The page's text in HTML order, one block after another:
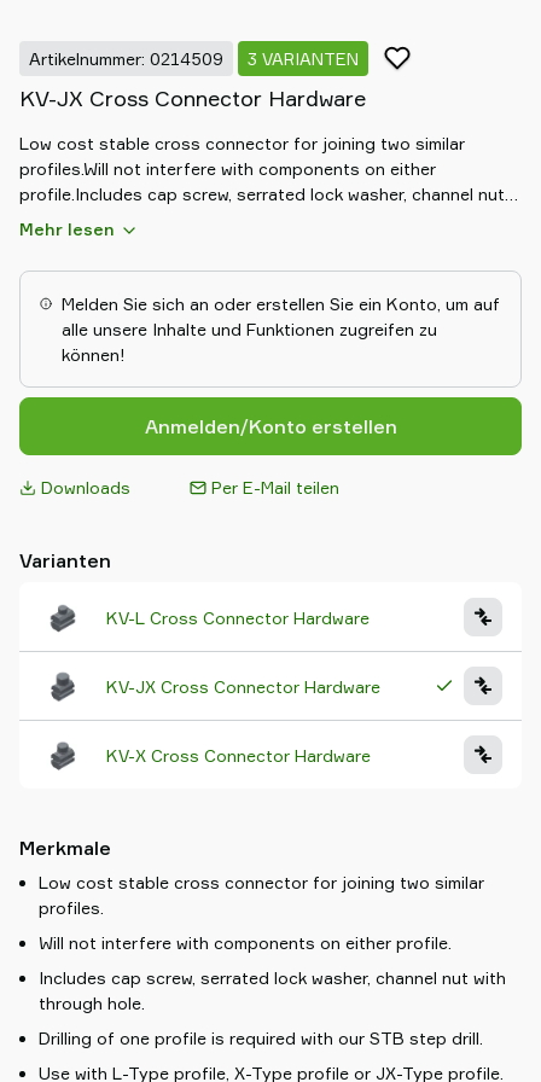
Artikelnummer: 0214509 3 VARIANTEN
KV-JX Cross Connector Hardware
Low cost stable cross connector for joining two similar
profiles.Will not interfere with components on either
profile.Includes cap screw, serrated lock washer, channel nut
with through hole.Drilling of one profile is required with our
Type profile.
Mehr lesen
Melden Sie sich an oder erstellen Sie ein Konto, um auf
alle unsere Inhalte und Funktionen zugreifen zu
können!
Anmelden/Konto erstellen
Downloads Per E-Mail teilen
Varianten
KV-L Cross Connector Hardware
KV-JX Cross Connector Hardware
KV-X Cross Connector Hardware
Merkmale
Low cost stable cross connector for joining two similar
profiles.
Will not interfere with components on either profile.
Includes cap screw, serrated lock washer, channel nut with
through hole.
Drilling of one profile is required with our STB step drill.
Use with L-Type profile, X-Type profile or JX-Type profile.